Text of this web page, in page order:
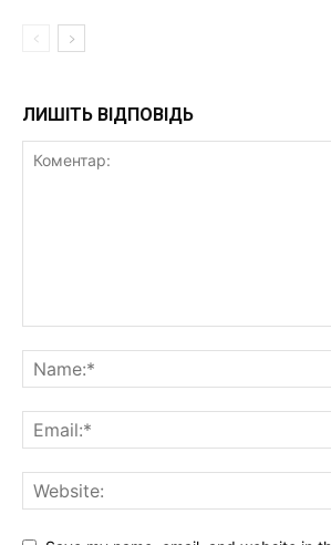
ЛИШІТЬ ВІДПОВІДЬ